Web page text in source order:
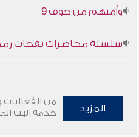
وأمنهم من خوف 9
سلسلة محاضرات نفحات رمضانية
المزيد
من الفعاليات
خدمة البث